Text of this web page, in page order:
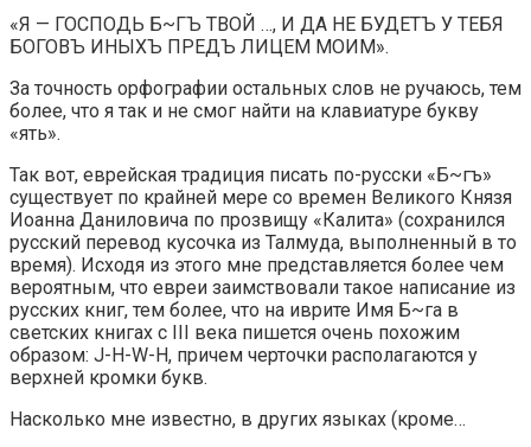
«Я — ГОСПОДЬ Б~ГЪ ТВОЙ …, И ДА НЕ БУДЕТЪ У ТЕБЯ
БОГОВЪ ИНЫХЪ ПРЕДЪ ЛИЦЕМ МОИМ».
За точность орфографии остальных слов не ручаюсь, тем
более, что я так и не смог найти на клавиатуре букву
«ять».
Так вот, еврейская традиция писать по-русски «Б~гъ»
существует по крайней мере со времен Великого Князя
Иоанна Даниловича по прозвищу «Калита» (сохранился
русский перевод кусочка из Талмуда, выполненный в то
время). Исходя из этого мне представляется более чем
вероятным, что евреи заимствовали такое написание из
русских книг, тем более, что на иврите Имя Б~га в
светских книгах с III века пишется очень похожим
образом: J-H-W-H, причем черточки располагаются у
верхней кромки букв.
Насколько мне известно, в других языках (кроме…